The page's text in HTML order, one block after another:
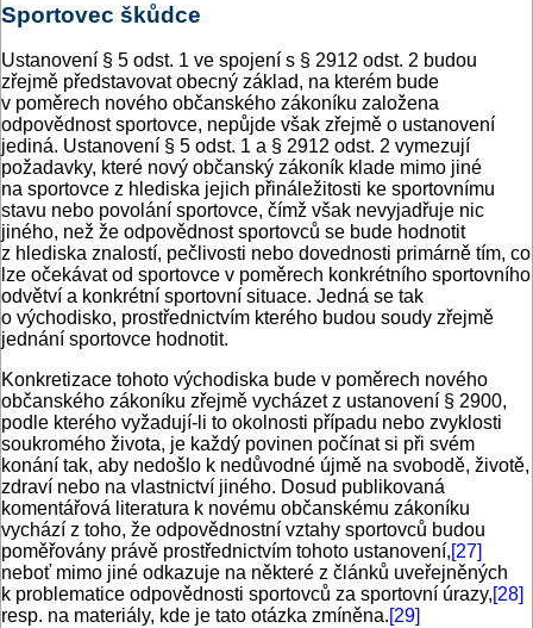
Sportovec škůdce
Ustanovení § 5 odst. 1 ve spojení s § 2912 odst. 2 budou
zřejmě představovat obecný základ, na kterém bude
v poměrech nového občanského zákoníku založena
odpovědnost sportovce, nepůjde však zřejmě o ustanovení
jediná. Ustanovení § 5 odst. 1 a § 2912 odst. 2 vymezují
požadavky, které nový občanský zákoník klade mimo jiné
na sportovce z hlediska jejich přináležitosti ke sportovnímu
stavu nebo povolání sportovce, čímž však nevyjadřuje nic
jiného, než že odpovědnost sportovců se bude hodnotit
z hlediska znalostí, pečlivosti nebo dovednosti primárně tím, co
lze očekávat od sportovce v poměrech konkrétního sportovního
odvětví a konkrétní sportovní situace. Jedná se tak
o východisko, prostřednictvím kterého budou soudy zřejmě
jednání sportovce hodnotit.
Konkretizace tohoto východiska bude v poměrech nového
občanského zákoníku zřejmě vycházet z ustanovení § 2900,
podle kterého vyžadují-li to okolnosti případu nebo zvyklosti
soukromého života, je každý povinen počínat si při svém
konání tak, aby nedošlo k nedůvodné újmě na svobodě, životě,
zdraví nebo na vlastnictví jiného. Dosud publikovaná
komentářová literatura k novému občanskému zákoníku
vychází z toho, že odpovědnostní vztahy sportovců budou
poměřovány právě prostřednictvím tohoto ustanovení,[27]
neboť mimo jiné odkazuje na některé z článků uveřejněných
k problematice odpovědnosti sportovců za sportovní úrazy,[28]
resp. na materiály, kde je tato otázka zmíněna.[29]